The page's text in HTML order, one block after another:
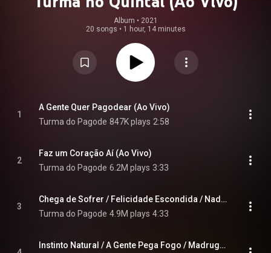
Album • 2021
20 songs • 1 hour, 14 minutes
1
A Gente Quer Pagodear (Ao Vivo)
Turma do Pagode 847K plays 2:58
2
Faz um Coração Aí (Ao Vivo)
Turma do Pagode 6.2M plays 3:33
3
Chega de Sofrer / Felicidade Escondida / Nada de Pensar em Despedida (Ao Vivo)
Turma do Pagode 4.9M plays 4:33
Instinto Natural / A Gente Pega Fogo / Madrugada (Ao Vivo)